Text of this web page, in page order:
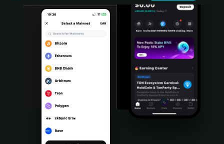
Italiano
Português (Portugal)
Bahasa Indonesia
Português (Brasil)